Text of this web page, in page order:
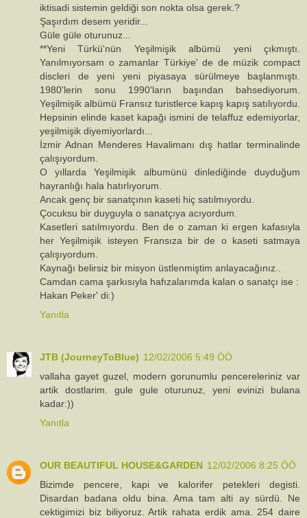
iktisadi sistemin geldiği son nokta olsa gerek.?
Şaşırdım desem yeridir...
Güle güle oturunuz...
**Yeni Türkü'nün Yeşilmişik albümü yeni çıkmıştı.
Yanılmıyorsam o zamanlar Türkiye' de de müzik compact
discleri de yeni yeni piyasaya sürülmeye başlanmıştı.
1980'lerin sonu 1990'ların başından bahsediyorum.
Yeşilmişik albümü Fransız turistlerce kapış kapış satılıyordu.
Hepsinin elinde kaset kapağı ismini de telaffuz edemiyorlar,
yeşilmişik diyemiyorlardı...
İzmir Adnan Menderes Havalimanı dış hatlar terminalinde
çalışıyordum.
O yıllarda Yeşilmişik albumünü dinlediğinde duyduğum
hayranlığı hala hatırlıyorum.
Ancak genç bir sanatçının kaseti hiç satılmıyordu.
Çocuksu bir duyguyla o sanatçıya acıyordum.
Kasetleri satılmıyordu. Ben de o zaman ki ergen kafasıyla
her Yeşilmişik isteyen Fransıza bir de o kaseti satmaya
çalışıyordum.
Kaynağı belirsiz bir misyon üstlenmiştim anlayacağınız..
Camdan cama şarkısıyla hafızalarımda kalan o sanatçı ise :
Hakan Peker' di:)
Yanıtla
JTB (JourneyToBlue) 12/02/2006 5:49 ÖÖ
vallaha gayet guzel, modern gorunumlu pencereleriniz var
artik dostlarim. gule gule oturunuz, yeni evinizi bulana
kadar:))
Yanıtla
OUR BEAUTIFUL HOUSE&GARDEN 12/02/2006 8:25 ÖÖ
Bizimde pencere, kapi ve kalorifer petekleri degisti.
Disardan badana oldu bina. Ama tam alti ay sürdü. Ne
cektigimizi biz biliyoruz. Artik rahata erdik ama. 254 daire